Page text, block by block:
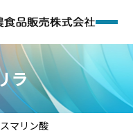
ラ
マリン酸